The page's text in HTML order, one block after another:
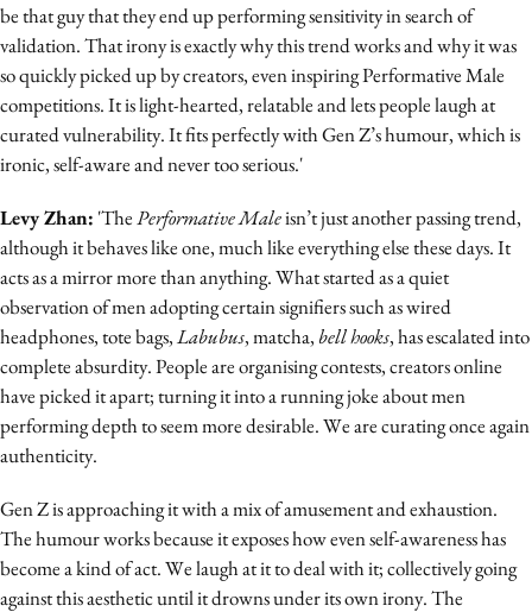
be that guy that they end up performing sensitivity in search of
validation. That irony is exactly why this trend works and why it was
so quickly picked up by creators, even inspiring Performative Male
competitions. It is light-hearted, relatable and lets people laugh at
curated vulnerability. It fits perfectly with Gen Z’s humour, which is
ironic, self-aware and never too serious.'
Levy Zhan: 'ThePerformative Maleisn’t just another passing trend,
although it behaves like one, much like everything else these days. It
acts as a mirror more than anything. What started as a quiet
observation of men adopting certain signifiers such as wired
headphones, tote bags,Labubus, matcha,bell hooks, has escalated into
complete absurdity. People are organising contests, creators online
have picked it apart; turning it into a running joke about men
performing depth to seem more desirable. We are curating once again
authenticity.
Gen Z is approaching it with a mix of amusement and exhaustion.
The humour works because it exposes how even self-awareness has
become a kind of act. We laugh at it to deal with it; collectively going
against this aesthetic until it drowns under its own irony. The